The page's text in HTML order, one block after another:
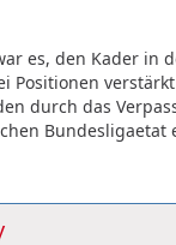
es, den Kader in
Positionen
durch das
Bundesligaetat